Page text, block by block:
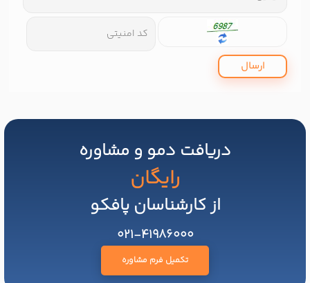
ارسال
دریافت دمو و مشاوره
رایگان
از کارشناسان پافکو
021-41986000
تکمیل فرم مشاوره